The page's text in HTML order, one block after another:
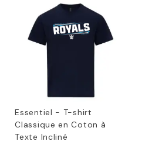
Essentiel - T-shirt
Classique en Coton à
Texte Incliné